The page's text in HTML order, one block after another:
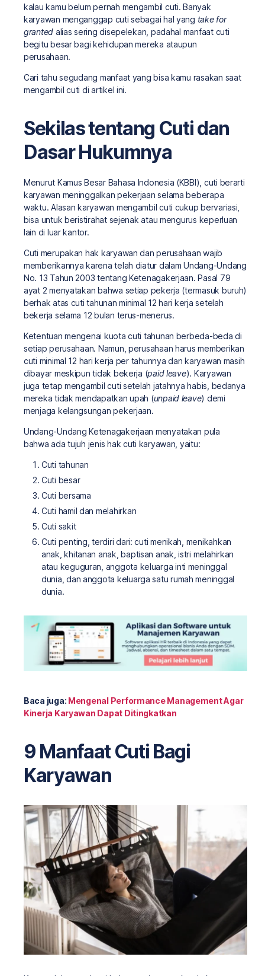
kalau kamu belum pernah mengambil cuti. Banyak
karyawan menganggap cuti sebagai hal yang take for
granted alias sering disepelekan, padahal manfaat cuti
begitu besar bagi kehidupan mereka ataupun
perusahaan.
Cari tahu segudang manfaat yang bisa kamu rasakan saat
mengambil cuti di artikel ini.
Sekilas tentang Cuti dan
Dasar Hukumnya
Menurut Kamus Besar Bahasa Indonesia (KBBI), cuti berarti
karyawan meninggalkan pekerjaan selama beberapa
waktu. Alasan karyawan mengambil cuti cukup bervariasi,
bisa untuk beristirahat sejenak atau mengurus keperluan
lain di luar kantor.
Cuti merupakan hak karyawan dan perusahaan wajib
memberikannya karena telah diatur dalam Undang-Undang
No. 13 Tahun 2003 tentang Ketenagakerjaan. Pasal 79
ayat 2 menyatakan bahwa setiap pekerja (termasuk buruh)
berhak atas cuti tahunan minimal 12 hari kerja setelah
bekerja selama 12 bulan terus-menerus.
Ketentuan mengenai kuota cuti tahunan berbeda-beda di
setiap perusahaan. Namun, perusahaan harus memberikan
cuti minimal 12 hari kerja per tahunnya dan karyawan masih
dibayar meskipun tidak bekerja (paid leave). Karyawan
juga tetap mengambil cuti setelah jatahnya habis, bedanya
mereka tidak mendapatkan upah (unpaid leave) demi
menjaga kelangsungan pekerjaan.
Undang-Undang Ketenagakerjaan menyatakan pula
bahwa ada tujuh jenis hak cuti karyawan, yaitu:
Cuti tahunan
Cuti besar
Cuti bersama
Cuti hamil dan melahirkan
Cuti sakit
Cuti penting, terdiri dari: cuti menikah, menikahkan
anak, khitanan anak, baptisan anak, istri melahirkan
atau keguguran, anggota keluarga inti meninggal
dunia, dan anggota keluarga satu rumah meninggal
dunia.
Baca juga: Mengenal Performance Management Agar
Kinerja Karyawan Dapat Ditingkatkan
9 Manfaat Cuti Bagi
Karyawan